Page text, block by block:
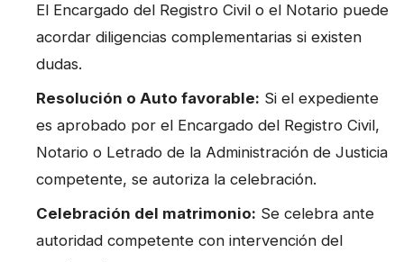
El Encargado del Registro Civil o el Notario puede
acordar diligencias complementarias si existen
dudas.
Resolución o Auto favorable: Si el expediente
es aprobado por el Encargado del Registro Civil,
Notario o Letrado de la Administración de Justicia
competente, se autoriza la celebración.
Celebración del matrimonio: Se celebra ante
autoridad competente con intervención del